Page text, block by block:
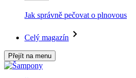
Jak správně pečovat o plnovous
Celý magazín
Přejít na menu